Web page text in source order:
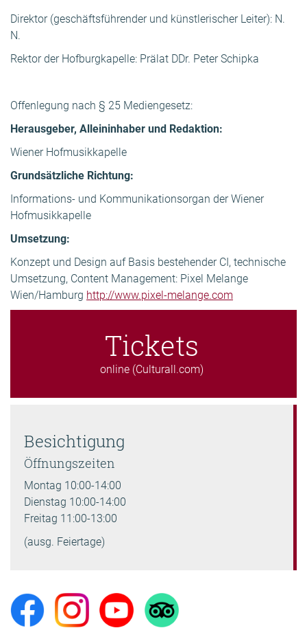
Direktor (geschäftsführender und künstlerischer Leiter): N.
N.
Rektor der Hofburgkapelle: Prälat DDr. Peter Schipka
Offenlegung nach § 25 Mediengesetz:
Herausgeber, Alleininhaber und Redaktion:
Wiener Hofmusikkapelle
Grundsätzliche Richtung:
Informations- und Kommunikationsorgan der Wiener
Hofmusikkapelle
Umsetzung:
Konzept und Design auf Basis bestehender CI, technische
Umsetzung, Content Management: Pixel Melange
Wien/Hamburg http://www.pixel-melange.com
Tickets
online (Culturall.com)
Besichtigung
Öffnungszeiten
Montag 10:00-14:00
Dienstag 10:00-14:00
Freitag 11:00-13:00
(ausg. Feiertage)